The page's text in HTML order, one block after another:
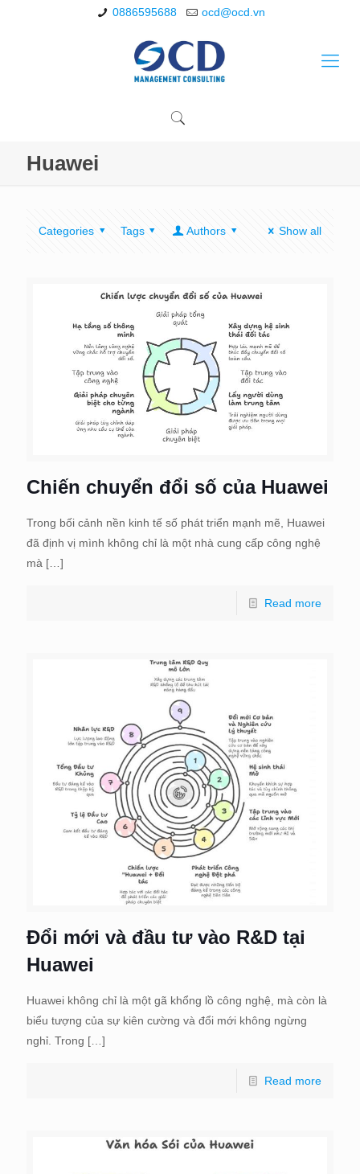
0886595688 ocd@ocd.vn
Huawei
Categories Tags Authors Show all
Chiến chuyển đổi số của Huawei
Trong bối cảnh nền kinh tế số phát triển mạnh mẽ, Huawei
đã định vị mình không chỉ là một nhà cung cấp công nghệ
mà […]
Read more
Đổi mới và đầu tư vào R&D tại
Huawei
Huawei không chỉ là một gã khổng lồ công nghệ, mà còn là
biểu tượng của sự kiên cường và đổi mới không ngừng
nghỉ. Trong […]
Read more